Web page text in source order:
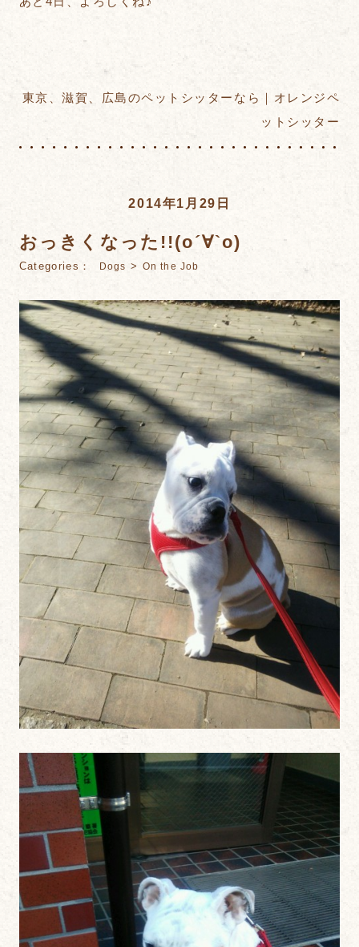
東京、滋賀、広島のペットシッターなら｜オレンジペ
ットシッター
2014年1月29日
おっきくなった!!(о´∀`о)
Categories： Dogs > On the Job